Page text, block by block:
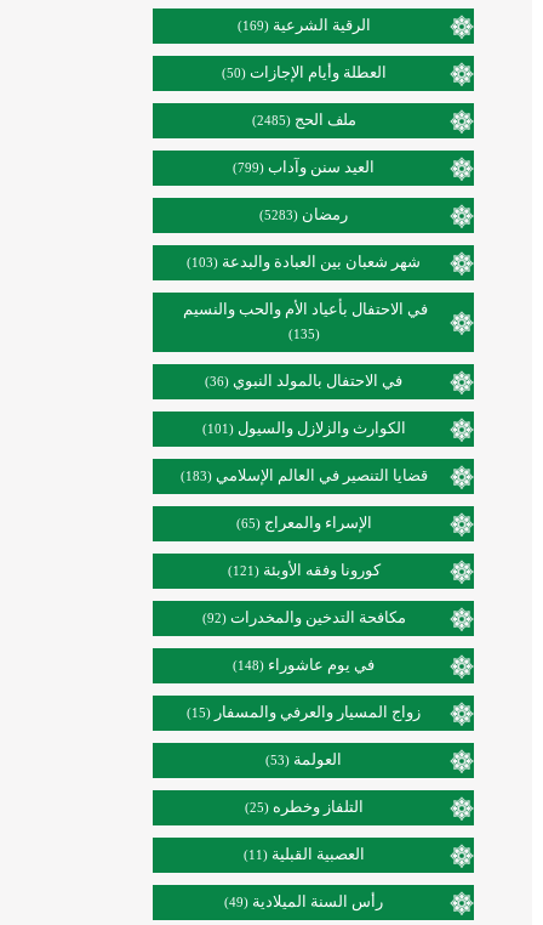
الرقية الشرعية (169)
العطلة وأيام الإجازات (50)
ملف الحج (2485)
العيد سنن وآداب (799)
رمضان (5283)
شهر شعبان بين العبادة والبدعة (103)
في الاحتفال بأعياد الأم والحب والنسيم
(135)
في الاحتفال بالمولد النبوي (36)
الكوارث والزلازل والسيول (101)
قضايا التنصير في العالم الإسلامي (183)
الإسراء والمعراج (65)
كورونا وفقه الأوبئة (121)
مكافحة التدخين والمخدرات (92)
في يوم عاشوراء (148)
زواج المسيار والعرفي والمسفار (15)
العولمة (53)
التلفاز وخطره (25)
العصبية القبلية (11)
رأس السنة الميلادية (49)